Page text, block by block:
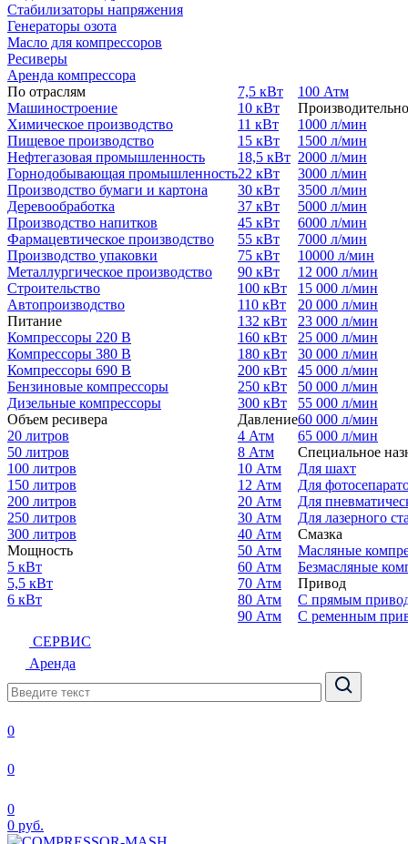
Стабилизаторы напряжения
Генераторы озота
Масло для компрессоров
Ресиверы
Аренда компрессора
По отраслям
Машиностроение
Химическое производство
Пищевое производство
Нефтегазовая промышленность
Горнодобывающая промышленность
Производство бумаги и картона
Деревообработка
Производство напитков
Фармацевтическое производство
Производство упаковки
Металлургическое производство
Строительство
Автопроизводство
Питание
Компрессоры 220 В
Компрессоры 380 В
Компрессоры 690 В
Бензиновые компрессоры
Дизельные компрессоры
Объем ресивера
20 литров
50 литров
100 литров
150 литров
200 литров
250 литров
300 литров
Мощность
5 кВт
5,5 кВт
6 кВт
7,5 кВт
10 кВт
11 кВт
15 кВт
18,5 кВт
22 кВт
30 кВт
37 кВт
45 кВт
55 кВт
75 кВт
90 кВт
100 кВт
110 кВт
132 кВт
160 кВт
180 кВт
200 кВт
250 кВт
300 кВт
Давление
4 Атм
8 Атм
10 Атм
12 Атм
20 Атм
30 Атм
40 Атм
50 Атм
60 Атм
70 Атм
80 Атм
90 Атм
100 Атм
1000 л/мин
1500 л/мин
2000 л/мин
3000 л/мин
3500 л/мин
5000 л/мин
6000 л/мин
7000 л/мин
10000 л/мин
12 000 л/мин
15 000 л/мин
20 000 л/мин
23 000 л/мин
25 000 л/мин
30 000 л/мин
45 000 л/мин
50 000 л/мин
55 000 л/мин
60 000 л/мин
65 000 л/мин
Специальное
Для шахт
Для
Для
Для лазерного
Смазка
Масляные
Безмасляные
Привод
С прямым
С ременным
СЕРВИС
Аренда
0
0
0
0 руб.